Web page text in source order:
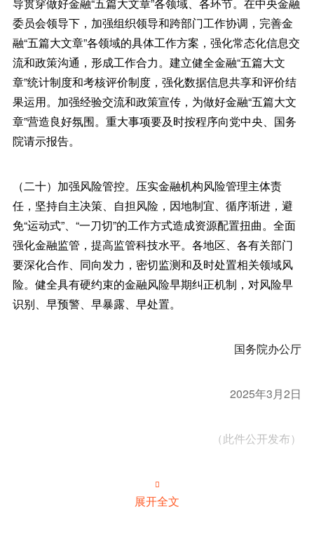
委员会领导下，加强组织领导和跨部门工作协调，完善金
融“五篇大文章”各领域的具体工作方案，强化常态化信息交
流和政策沟通，形成工作合力。建立健全金融“五篇大文
章”统计制度和考核评价制度，强化数据信息共享和评价结
果运用。加强经验交流和政策宣传，为做好金融“五篇大文
章”营造良好氛围。重大事项要及时按程序向党中央、国务
院请示报告。
（二十）加强风险管控。压实金融机构风险管理主体责
任，坚持自主决策、自担风险，因地制宜、循序渐进，避
免“运动式”、“一刀切”的工作方式造成资源配置扭曲。全面
强化金融监管，提高监管科技水平。各地区、各有关部门
要深化合作、同向发力，密切监测和及时处置相关领域风
险。健全具有硬约束的金融风险早期纠正机制，对风险早
识别、早预警、早暴露、早处置。
国务院办公厅
2025年3月2日
（此件公开发布）

展开全文